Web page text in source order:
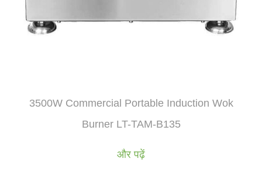
3500W Commercial Portable Induction Wok
Burner LT-TAM-B135
और पढ़ें